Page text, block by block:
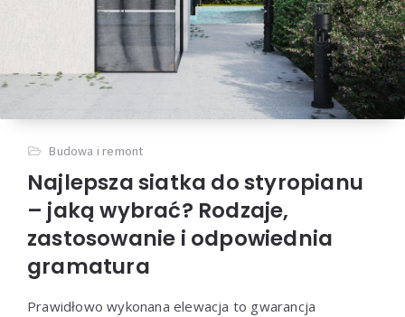
Budowa i remont
Najlepsza siatka do styropianu
– jaką wybrać? Rodzaje,
zastosowanie i odpowiednia
gramatura
Prawidłowo wykonana elewacja to gwarancja